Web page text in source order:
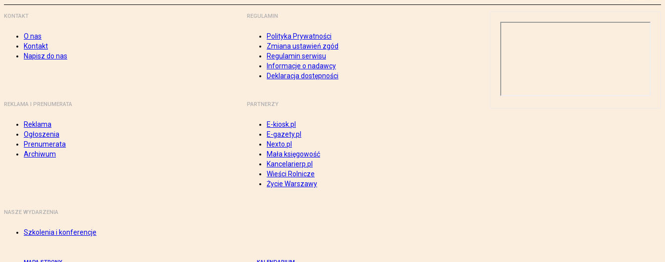
KONTAKT
O nas
Kontakt
Napisz do nas
REGULAMIN
Polityka Prywatności
Zmiana ustawień zgód
Regulamin serwisu
Informacje o nadawcy
Deklaracja dostępności
REKLAMA I PRENUMERATA
Reklama
Ogłoszenia
Prenumerata
Archiwum
PARTNERZY
E-kiosk.pl
E-gazety.pl
Nexto.pl
Mała księgowość
Kancelarierp.pl
Wieści Rolnicze
Życie Warszawy
NASZE WYDARZENIA
Szkolenia i konferencje